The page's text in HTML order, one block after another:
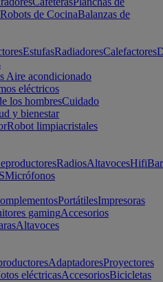
Robots de CocinaBalanzas de
EstufasRadiadoresCalefactores
Aire acondicionado
eléctricos
los hombresCuidado
y bienestar
Robot limpiacristales
RadiosAltavocesHifi
Micrófonos
PortátilesImpresoras
gamingAccesorios
Altavoces
AdaptadoresProyectores
eléctricasAccesoriosBicicletas